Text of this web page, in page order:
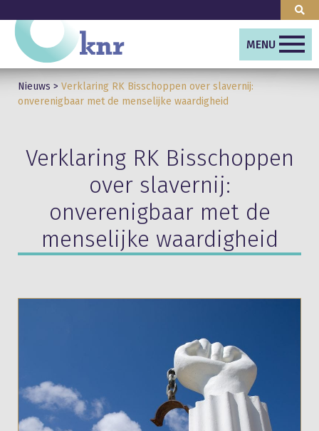
MENU
Nieuws > Verklaring RK Bisschoppen over slavernij:
onverenigbaar met de menselijke waardigheid
Verklaring RK Bisschoppen
over slavernij:
onverenigbaar met de
menselijke waardigheid